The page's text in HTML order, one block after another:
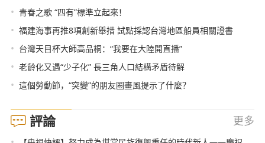
• 青春之歌 “四有”標準立起來！
• 福建海事再推8項創新舉措 試點採認台灣地區船員相關證書
• 台灣天目杯大師高品桐：“我要在大陸開直播”
• 老齡化又遇“少子化” 長三角人口結構矛盾待解
• 這個勞動節，“突變”的朋友圈畫風提示了什麼？
評論 更多